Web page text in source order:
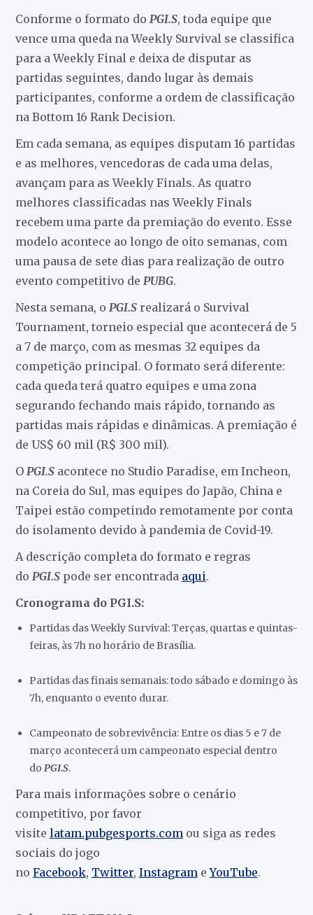
Conforme o formato do PGI.S, toda equipe que
vence uma queda na Weekly Survival se classifica
para a Weekly Final e deixa de disputar as
partidas seguintes, dando lugar às demais
participantes, conforme a ordem de classificação
na Bottom 16 Rank Decision.
Em cada semana, as equipes disputam 16 partidas
e as melhores, vencedoras de cada uma delas,
avançam para as Weekly Finals. As quatro
melhores classificadas nas Weekly Finals
recebem uma parte da premiação do evento. Esse
modelo acontece ao longo de oito semanas, com
uma pausa de sete dias para realização de outro
evento competitivo de PUBG.
Nesta semana, o PGI.Srealizará o Survival
Tournament, torneio especial que acontecerá de 5
a 7 de março, com as mesmas 32 equipes da
competição principal. O formato será diferente:
cada queda terá quatro equipes e uma zona
segurando fechando mais rápido, tornando as
partidas mais rápidas e dinâmicas. A premiação é
de US$ 60 mil (R$ 300 mil).
O PGI.Sacontece no Studio Paradise, em Incheon,
na Coreia do Sul, mas equipes do Japão, China e
Taipei estão competindo remotamente por conta
do isolamento devido à pandemia de Covid-19.
A descrição completa do formato e regras
do PGI.Spode ser encontrada aqui.
Cronograma do PGI.S:
Partidas das Weekly Survival: Terças, quartas e quintas-
feiras, às 7h no horário de Brasília.
Partidas das finais semanais: todo sábado e domingo às
7h, enquanto o evento durar.
Campeonato de sobrevivência: Entre os dias 5 e 7 de
março acontecerá um campeonato especial dentro
do PGI.S.
Para mais informações sobre o cenário
competitivo, por favor
visite latam.pubgesports.com ou siga as redes
sociais do jogo
no Facebook, Twitter, Instagram eYouTube.